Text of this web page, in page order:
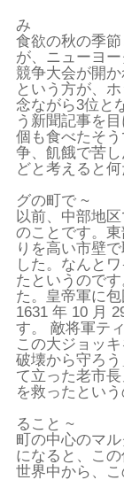
ワ
み
食欲の秋の季
が、ニューヨ
競争大会が開
という方が、
念ながら3位と
う新聞記事を
個も食べたそ
争、飢餓で苦
どと考えると
~ ロ
グの町で ~
以前、中部地
のことです。
りを高い市壁
した。なんと
たというので
た。皇帝軍に
1631 年 10 月
す。 敵将軍テ
この大ジョッ
破壊から守ろ
て立った老市
を救ったという
~
ること ~
町の中心のマ
になると、こ
世界中から、